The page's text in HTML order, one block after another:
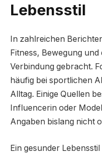
Lebensstil
In zahlreichen
Fitness, Bewegung
Verbindung gebracht.
häufig bei sportlichen
Alltag. Einige Quellen
Influencerin oder
Angaben bislang nicht
Ein gesunder